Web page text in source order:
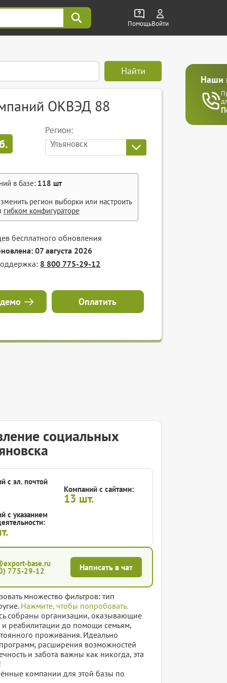
ПомощьВойти
Наши
Найти
ОКВЭД 88
Регион:
Ульяновск
в базе: 118 шт
регион выборки или настроить
гибком конфигураторе
бесплатного обновления
07 августа 2026
8 800 775-29-12
Оплатить
социальных
с эл. почтой
Компаний с сайтами:
13 шт.
с указанием
base.ru
775-29-12 Написать в чат
множество фильтров: тип
Нажмите, чтобы попробовать.
собраны организации, оказывающие
и реабилитации до помощи семьям,
проживания. Идеально
расширения возможностей
и забота важны как никогда, эта
компании для этой базы по